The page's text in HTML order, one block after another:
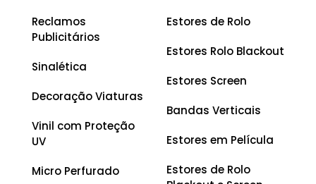
Reclamos
Publicitários
Sinalética
Decoração Viaturas
Vinil com Proteção
UV
Micro Perfurado
Estores de Rolo
Estores Rolo Blackout
Estores Screen
Bandas Verticais
Estores em Película
Estores de Rolo